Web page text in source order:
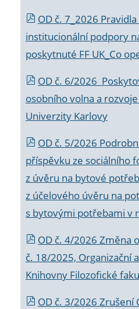
OD č. 7_2026
institucionální podpory
poskytnuté FF UK_Co
OD č. 6/2026
osobního volna a
Univerzity Karlovy
OD č. 5/2026
příspěvku ze sociálního
z úvěru na bytové
z účelového úvěru na
s bytovými potřebami v
OD č. 4/2026 Změna
č. 18/2025, Organizační
Knihovny Filozofické
OD č. 3/2026 Zrušení